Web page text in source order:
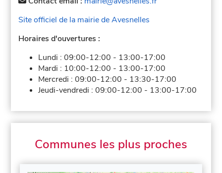
Site officiel de la mairie de Avesnelles
Horaires d'ouvertures :
Lundi :09:00-12:00 - 13:00-17:00
Mardi : 10:00-12:00 - 13:00-17:00
Mercredi :09:00-12:00 - 13:30-17:00
Jeudi-vendredi :09:00-12:00 - 13:00-17:00
Communes les plus proches